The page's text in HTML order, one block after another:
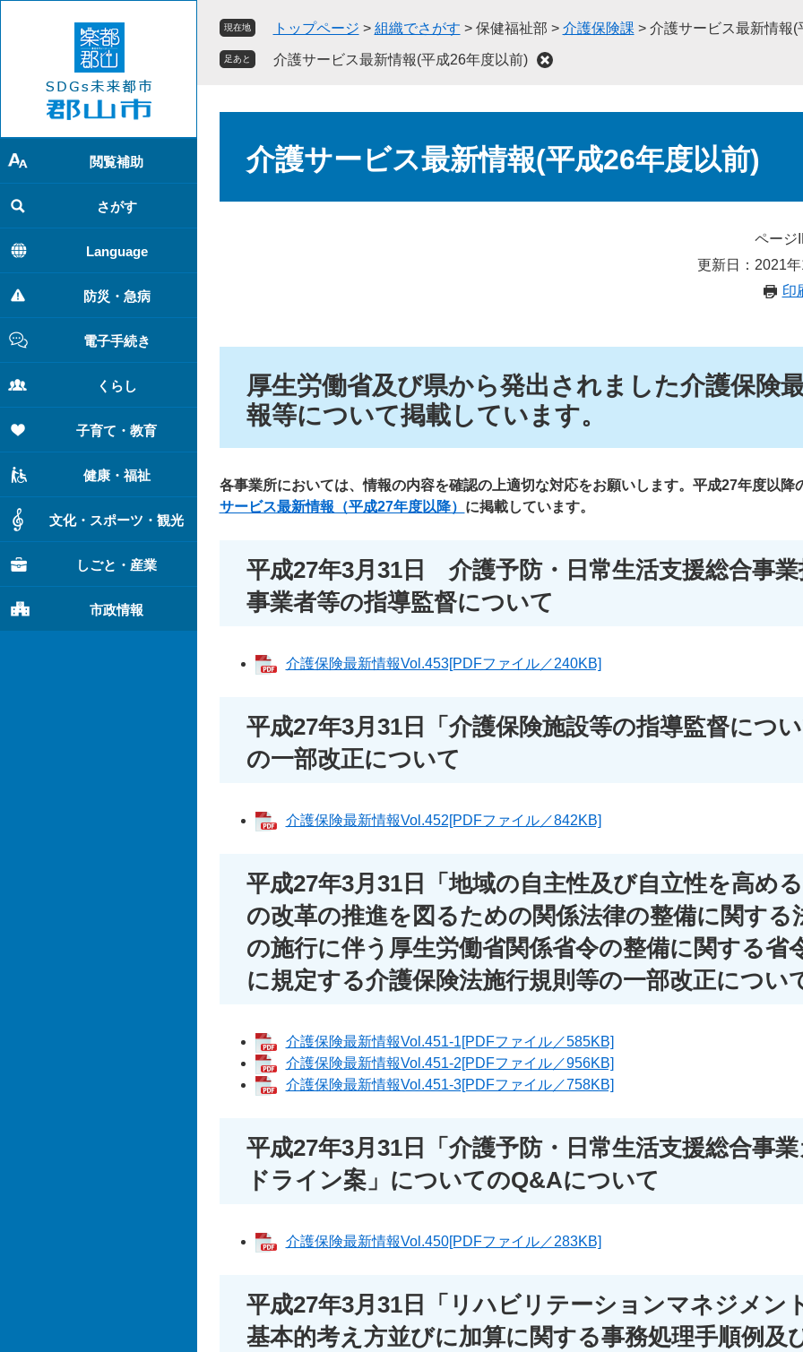
で
す
。
ば
し
て
本
文
へ
閲覧補助
さがす
Language
防災・急病
電子手続き
くらし
子育て・教育
健康・福祉
文化・スポーツ・観光
しごと・産業
市政情報
現在地 トップページ > 組織でさがす > 保健福祉部 > 介護保険課 > 介護サービス最新情報(
足あと 介護サービス最新情報(平成26年度以前)
介護サービス最新情報(平成26年度以前)
ページ
更新日：2021
印
厚生労働省及び県から発出されました介護保険
報等について掲載しています。
各事業所においては、情報の内容を確認の上適切な対応をお願いします。平成27年度以降
サービス最新情報（平成27年度以降） に掲載しています。
平成27年3月31日 介護予防・日常生活支援総合事業
事業者等の指導監督について
介護保険最新情報Vol.453[PDFファイル／240KB]
平成27年3月31日「介護保険施設等の指導監督につい
の一部改正について
介護保険最新情報Vol.452[PDFファイル／842KB]
平成27年3月31日「地域の自主性及び自立性を高め
の改革の推進を図るための関係法律の整備に関する
の施行に伴う厚生労働省関係省令の整備に関する省
に規定する介護保険法施行規則等の一部改正につい
介護保険最新情報Vol.451-1[PDFファイル／585KB]
介護保険最新情報Vol.451-2[PDFファイル／956KB]
介護保険最新情報Vol.451-3[PDFファイル／758KB]
平成27年3月31日「介護予防・日常生活支援総合事業
ドライン案」についてのQ&Aについて
介護保険最新情報Vol.450[PDFファイル／283KB]
平成27年3月31日「リハビリテーションマネジメン
基本的考え方並びに加算に関する事務処理手順例及